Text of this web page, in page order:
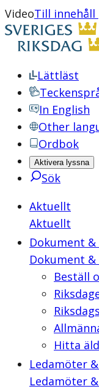
VideoTill innehåll
Lättläst
In English
Other
Ordbok
Aktivera lyssna
Sök
Aktuellt
Aktuellt
Dokument
Dokument
Beställ
Hitta
Ledamöter
Ledamöter